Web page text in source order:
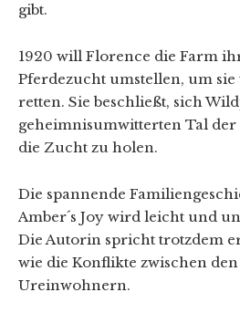
gibt.
1920 will Florence die Farm
Pferdezucht umstellen, um
retten. Sie beschließt, sich
geheimnisumwitterten Tal
die Zucht zu holen.
Die spannende
Amber´s Joy wird leicht und
Die Autorin spricht trotzdem
wie die Konflikte zwischen
Ureinwohnern.